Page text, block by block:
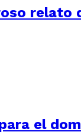
relato
el